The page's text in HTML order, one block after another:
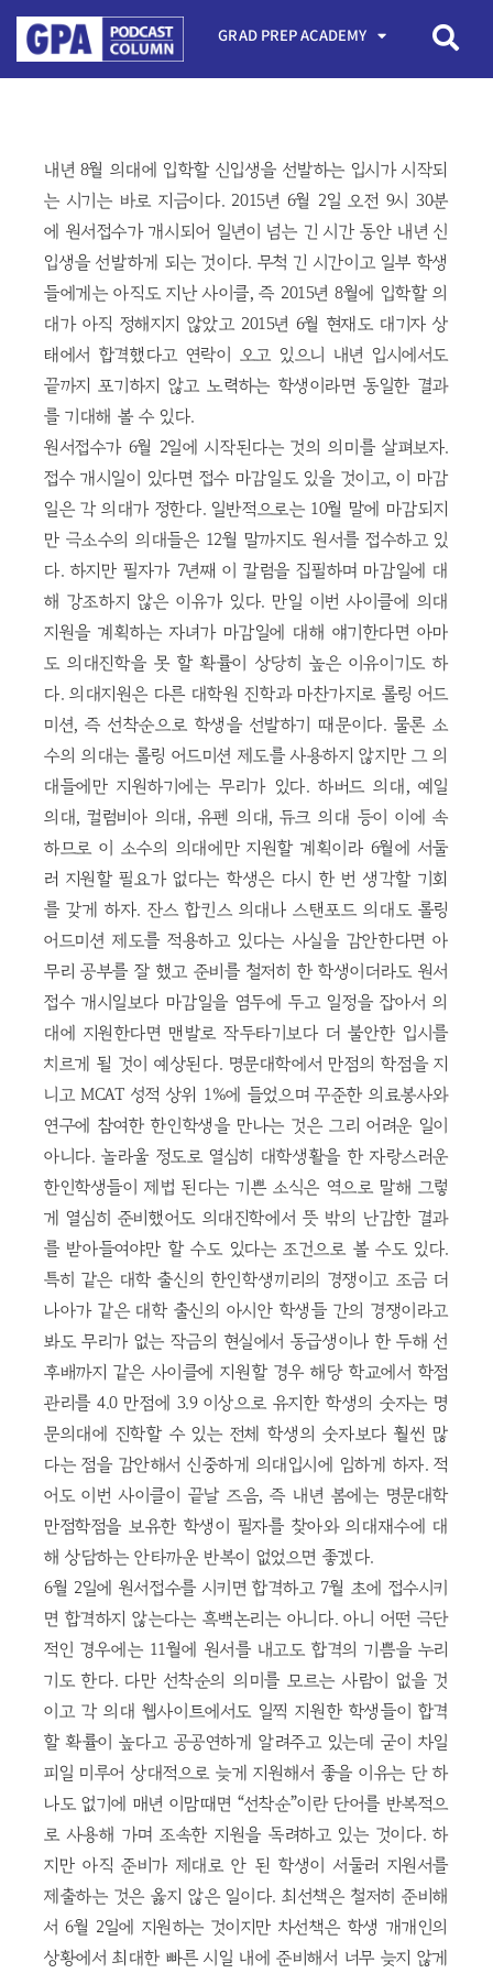
GRAD PREP ACADEMY
내년 8월 의대에 입학할 신입생을 선발하는 입시가 시작되
는 시기는 바로 지금이다. 2015년 6월 2일 오전 9시 30분
에 원서접수가 개시되어 일년이 넘는 긴 시간 동안 내년 신
입생을 선발하게 되는 것이다. 무척 긴 시간이고 일부 학생
들에게는 아직도 지난 사이클, 즉 2015년 8월에 입학할 의
대가 아직 정해지지 않았고 2015년 6월 현재도 대기자 상
태에서 합격했다고 연락이 오고 있으니 내년 입시에서도
끝까지 포기하지 않고 노력하는 학생이라면 동일한 결과
를 기대해 볼 수 있다.
원서접수가 6월 2일에 시작된다는 것의 의미를 살펴보자.
접수 개시일이 있다면 접수 마감일도 있을 것이고, 이 마감
일은 각 의대가 정한다. 일반적으로는 10월 말에 마감되지
만 극소수의 의대들은 12월 말까지도 원서를 접수하고 있
다. 하지만 필자가 7년째 이 칼럼을 집필하며 마감일에 대
해 강조하지 않은 이유가 있다. 만일 이번 사이클에 의대
지원을 계획하는 자녀가 마감일에 대해 얘기한다면 아마
도 의대진학을 못 할 확률이 상당히 높은 이유이기도 하
다. 의대지원은 다른 대학원 진학과 마찬가지로 롤링 어드
미션, 즉 선착순으로 학생을 선발하기 때문이다. 물론 소
수의 의대는 롤링 어드미션 제도를 사용하지 않지만 그 의
대들에만 지원하기에는 무리가 있다. 하버드 의대, 예일
의대, 컬럼비아 의대, 유펜 의대, 듀크 의대 등이 이에 속
하므로 이 소수의 의대에만 지원할 계획이라 6월에 서둘
러 지원할 필요가 없다는 학생은 다시 한 번 생각할 기회
를 갖게 하자. 잔스 합킨스 의대나 스탠포드 의대도 롤링
어드미션 제도를 적용하고 있다는 사실을 감안한다면 아
무리 공부를 잘 했고 준비를 철저히 한 학생이더라도 원서
접수 개시일보다 마감일을 염두에 두고 일정을 잡아서 의
대에 지원한다면 맨발로 작두타기보다 더 불안한 입시를
치르게 될 것이 예상된다. 명문대학에서 만점의 학점을 지
니고 MCAT 성적 상위 1%에 들었으며 꾸준한 의료봉사와
연구에 참여한 한인학생을 만나는 것은 그리 어려운 일이
아니다. 놀라울 정도로 열심히 대학생활을 한 자랑스러운
한인학생들이 제법 된다는 기쁜 소식은 역으로 말해 그렇
게 열심히 준비했어도 의대진학에서 뜻 밖의 난감한 결과
를 받아들여야만 할 수도 있다는 조건으로 볼 수도 있다.
특히 같은 대학 출신의 한인학생끼리의 경쟁이고 조금 더
나아가 같은 대학 출신의 아시안 학생들 간의 경쟁이라고
봐도 무리가 없는 작금의 현실에서 동급생이나 한 두해 선
후배까지 같은 사이클에 지원할 경우 해당 학교에서 학점
관리를 4.0 만점에 3.9 이상으로 유지한 학생의 숫자는 명
문의대에 진학할 수 있는 전체 학생의 숫자보다 훨씬 많
다는 점을 감안해서 신중하게 의대입시에 임하게 하자. 적
어도 이번 사이클이 끝날 즈음, 즉 내년 봄에는 명문대학
만점학점을 보유한 학생이 필자를 찾아와 의대재수에 대
해 상담하는 안타까운 반복이 없었으면 좋겠다.
6월 2일에 원서접수를 시키면 합격하고 7월 초에 접수시키
면 합격하지 않는다는 흑백논리는 아니다. 아니 어떤 극단
적인 경우에는 11월에 원서를 내고도 합격의 기쁨을 누리
기도 한다. 다만 선착순의 의미를 모르는 사람이 없을 것
이고 각 의대 웹사이트에서도 일찍 지원한 학생들이 합격
할 확률이 높다고 공공연하게 알려주고 있는데 굳이 차일
피일 미루어 상대적으로 늦게 지원해서 좋을 이유는 단 하
나도 없기에 매년 이맘때면 “선착순”이란 단어를 반복적으
로 사용해 가며 조속한 지원을 독려하고 있는 것이다. 하
지만 아직 준비가 제대로 안 된 학생이 서둘러 지원서를
제출하는 것은 옳지 않은 일이다. 최선책은 철저히 준비해
서 6월 2일에 지원하는 것이지만 차선책은 학생 개개인의
상황에서 최대한 빠른 시일 내에 준비해서 너무 늦지 않게